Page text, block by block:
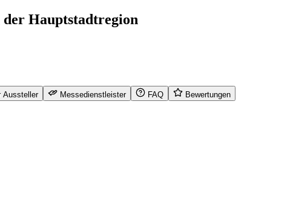
Hauptstadtregion
Aussteller Messedienstleister FAQ Bewertungen